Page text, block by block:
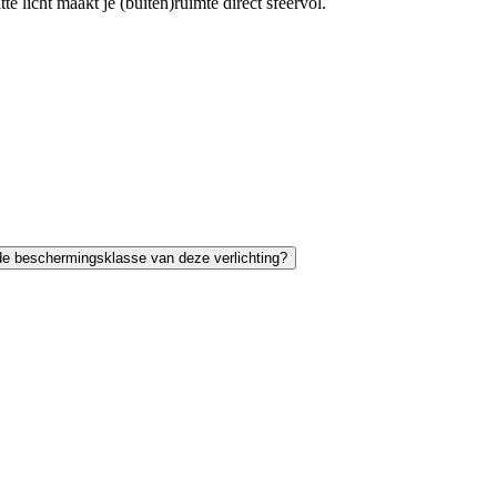
beschermingsklasse van deze verlichting?